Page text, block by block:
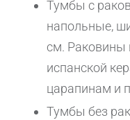
Тумбы с
напольные,
см. Раковины
испанской
царапинам и
Тумбы без